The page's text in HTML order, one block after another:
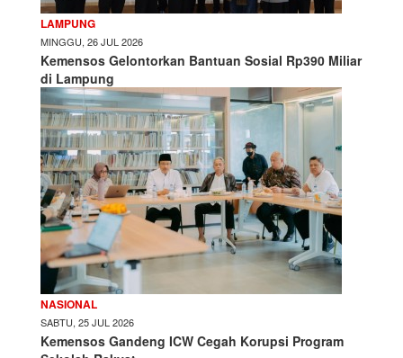
LAMPUNG
MINGGU, 26 JUL 2026
Kemensos Gelontorkan Bantuan Sosial Rp390 Miliar
di Lampung
NASIONAL
SABTU, 25 JUL 2026
Kemensos Gandeng ICW Cegah Korupsi Program